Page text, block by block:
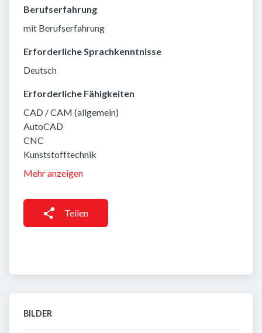
Berufserfahrung
mit Berufserfahrung
Erforderliche Sprachkenntnisse
Deutsch
Erforderliche Fähigkeiten
CAD / CAM (allgemein)
AutoCAD
CNC
Kunststofftechnik
Mehr anzeigen
Teilen
BILDER